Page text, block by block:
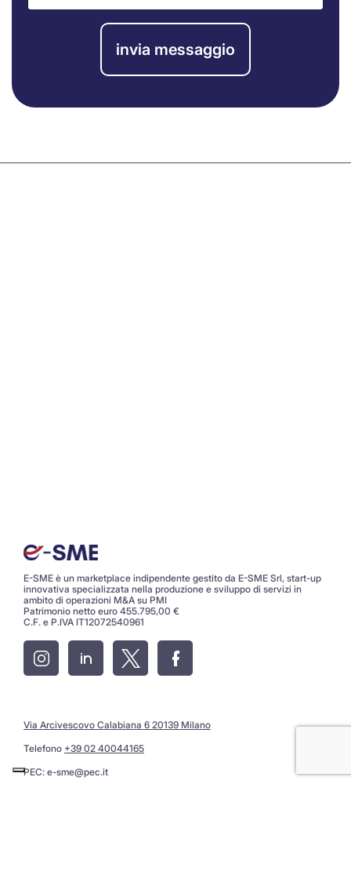
invia messaggio
E-SME è un marketplace indipendente gestito da E-SME Srl, start-up
innovativa specializzata nella produzione e sviluppo di servizi in
ambito di operazioni M&A su PMI
Patrimonio netto euro 455.795,00 €
C.F. e P.IVA IT12072540961
Via Arcivescovo Calabiana 6 20139 Milano
Telefono +39 02 40044165
PEC: e-sme@pec.it